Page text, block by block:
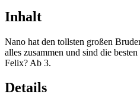
Inhalt
Nano hat den tollsten großen
alles zusammen und sind die
Felix? Ab 3.
Details